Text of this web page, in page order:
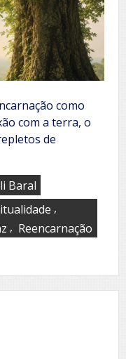
como
com a terra, o
de
Baral
,
, Reencarnação